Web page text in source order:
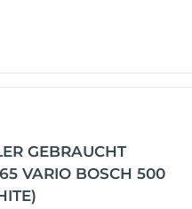
GEBRAUCHT
VARIO BOSCH 500